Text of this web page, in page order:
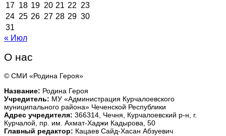
17 18 19 20 21 22 23
24 25 26 27 28 29 30
31
« Июл
О нас
© СМИ «Родина Героя»
Название: Родина Героя
Учредитель: МУ «Администрация Курчалоевского
муниципального района» Чеченской Республики
Адрес учредителя: 366314, Чечня, Курчалоевский р-н, г.
Курчалой, пр. им. Ахмат-Хаджи Кадырова, 50
Главный редактор: Кацаев Сайд-Хасан Абзуевич